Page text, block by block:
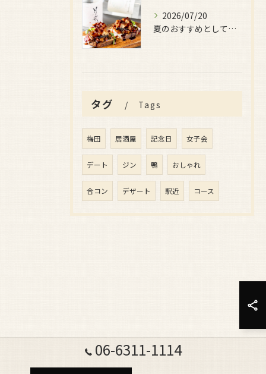
2026/07/20
夏のおすすめとしてぜひ味わっていただきたいのが、
タグ Tags
梅田 居酒屋 記念日 女子会
デート ジン 鴨 おしゃれ
合コン デザート 駅近 コース
06-6311-1114